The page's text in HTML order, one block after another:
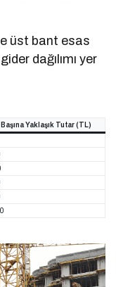
üst bant esas
dağılımı yer
Yaklaşık Tutar (TL)